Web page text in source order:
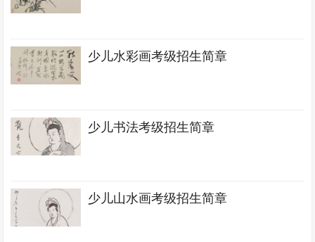
少儿水彩画考级招生简章
少儿书法考级招生简章
少儿山水画考级招生简章